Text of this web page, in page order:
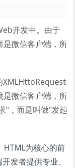
开发中。由于
是微信客户端，所
XMLHttoRequest
是微信客户端，所
"，而是叫做"发起
HTML为核心的前
发者提供专业、